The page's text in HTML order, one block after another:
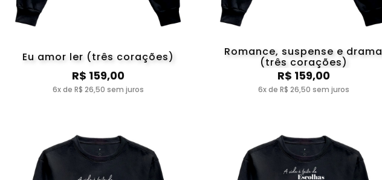
Eu amor ler (três corações)
R$ 159,00
6x de R$ 26,50 sem juros
Romance, suspense e drama
(três corações)
R$ 159,00
6x de R$ 26,50 sem juros